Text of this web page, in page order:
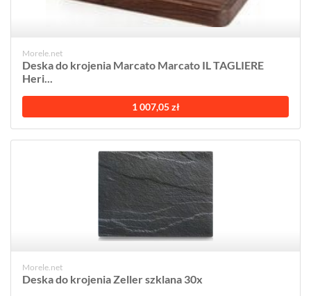
Morele.net
Deska do krojenia Marcato Marcato IL TAGLIERE
Heri...
1 007,05 zł
Morele.net
Deska do krojenia Zeller szklana 30x